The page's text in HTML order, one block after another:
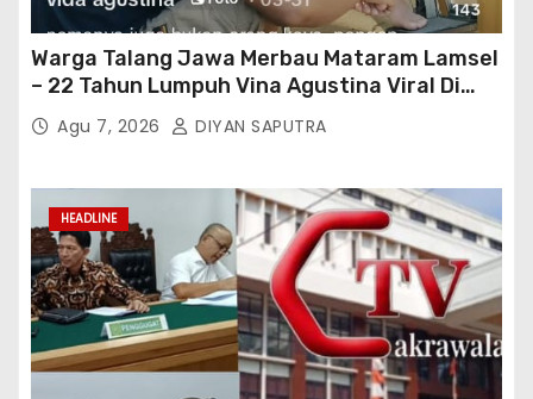
Warga Talang Jawa Merbau Mataram Lamsel
– 22 Tahun Lumpuh Vina Agustina Viral Di
Tiktok Inginkan Kursi Roda Listrik, Kepala
Perwakilan Provinsi Lampung Media
Bertindak
Agu 7, 2026 DIYAN SAPUTRA
HEADLINE